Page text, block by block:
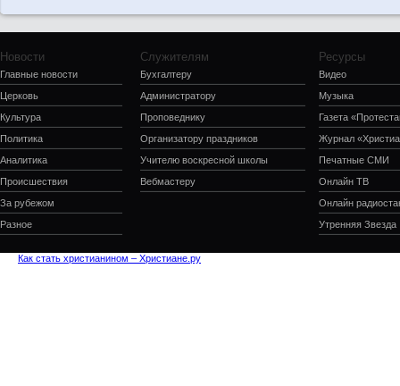
Новости
Главные новости
Церковь
Культура
Политика
Аналитика
Происшествия
За рубежом
Разное
Служителям
Бухгалтеру
Администратору
Проповеднику
Организатору праздников
Учителю воскресной школы
Вебмастеру
Ресурсы
Видео
Музыка
Газета
Журнал
Печатные СМИ
Онлайн ТВ
Онлайн
Утренняя Звезда
Как стать христианином – Христиане.ру